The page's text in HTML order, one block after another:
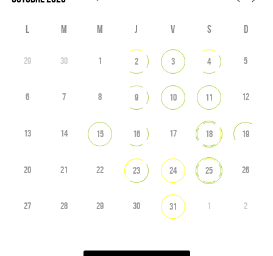
L M M J V S D
29 30 1 2 3 4 5
6 7 8 9 10 11 12
13 14 15 16 17 18 19
20 21 22 23 24 25 26
27 28 29 30 31 1 2